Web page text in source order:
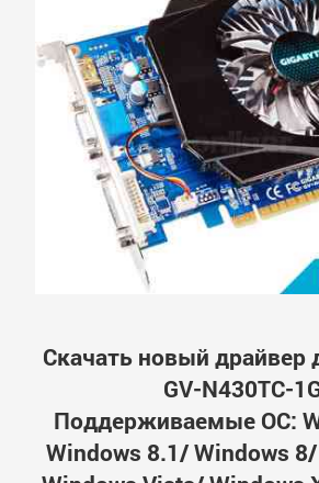
Скачать новый драйвер
GV-N430TC-
Поддерживаемые ОС:
Windows 8.1/ Windows